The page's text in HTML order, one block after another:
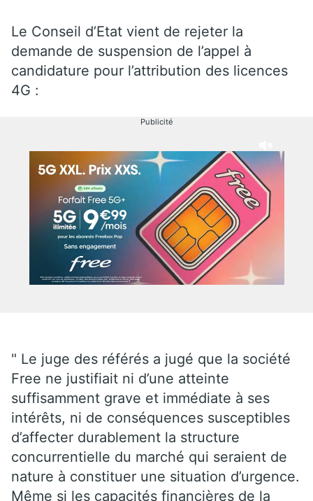
Le Conseil d’Etat vient de rejeter la
demande de suspension de l’appel à
candidature pour l’attribution des licences
4G :
Publicité
" Le juge des référés a jugé que la société
Free ne justifiait ni d’une atteinte
suffisamment grave et immédiate à ses
intérêts, ni de conséquences susceptibles
d’affecter durablement la structure
concurrentielle du marché qui seraient de
nature à constituer une situation d’urgence.
Même si les capacités financières de la